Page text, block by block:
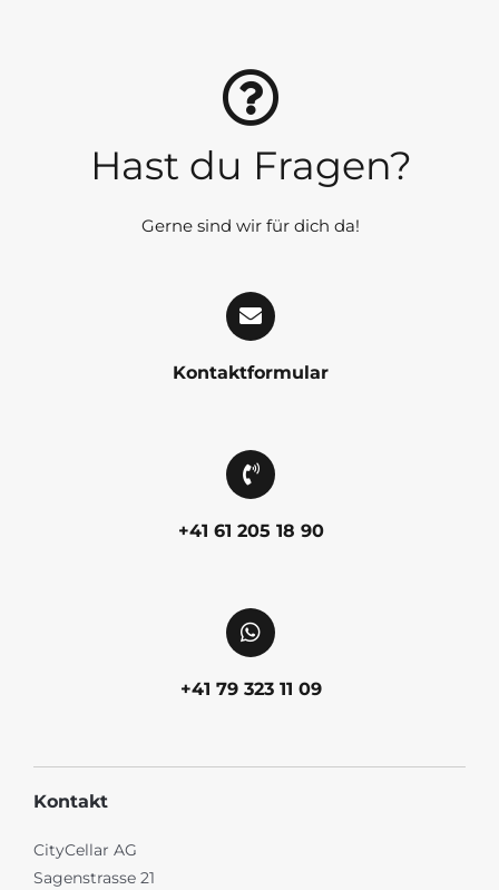
Hast du Fragen?
Gerne sind wir für dich da!
Kontaktformular
+41 61 205 18 90
+41 79 323 11 09
Kontakt
CityCellar AG
Sagenstrasse 21